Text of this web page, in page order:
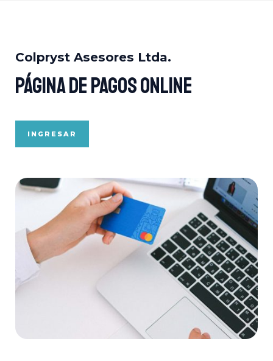
Colpryst Asesores Ltda.
PÁGINA de pagos online
INGRESAR